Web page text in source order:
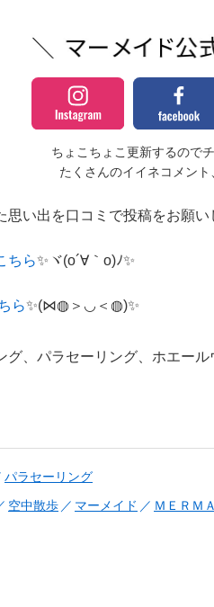
ちょこちょこ更新するので
たくさんのイイネコメン
思い出を口コミで投稿をお願い
ちら✨ヾ(o´∀｀o)ﾉ✨
ら✨(⋈◍＞◡＜◍)✨
グ、パラセーリング、ホエー
パラセーリング
空中散歩 マーメイド ＭＥＲＭ